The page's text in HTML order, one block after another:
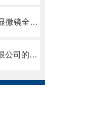
LED光源奥林巴斯CX22生物显微镜全面问市
OPTEC重庆奥特光学仪器有限公司的公司简介B203生物显微镜